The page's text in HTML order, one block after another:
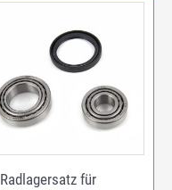
Radlagersatz für